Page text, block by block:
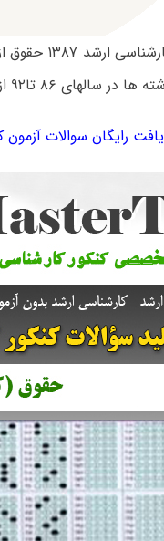
سوالات
از طریق سایت ما امکان پذیر است.
رایگان سوالات آزمون کارشناسی